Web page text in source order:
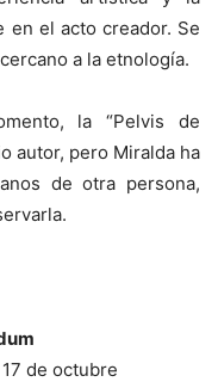
en el acto creador. Se
a la etnología.
la “Pelvis de
autor, pero Miralda ha
de otra persona,
de octubre